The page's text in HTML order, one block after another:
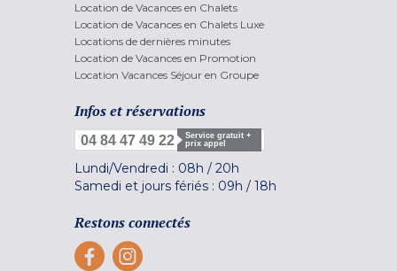
Location de Vacances en Chalets
Location de Vacances en Chalets Luxe
Locations de dernières minutes
Location de Vacances en Promotion
Location Vacances Séjour en Groupe
Infos et réservations
04 84 47 49 22
Service gratuit +
prix appel
Lundi/Vendredi : 08h / 20h
Samedi et jours fériés : 09h / 18h
Restons connectés